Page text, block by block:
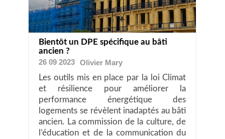
Bientôt un DPE spécifique au bâti
ancien ?
26 09 2023
Olivier Mary
Les outils mis en place par la loi Climat
et résilience pour améliorer la
performance énergétique des
logements se révèlent inadaptés au bâti
ancien. La commission de la culture, de
l’éducation et de la communication du